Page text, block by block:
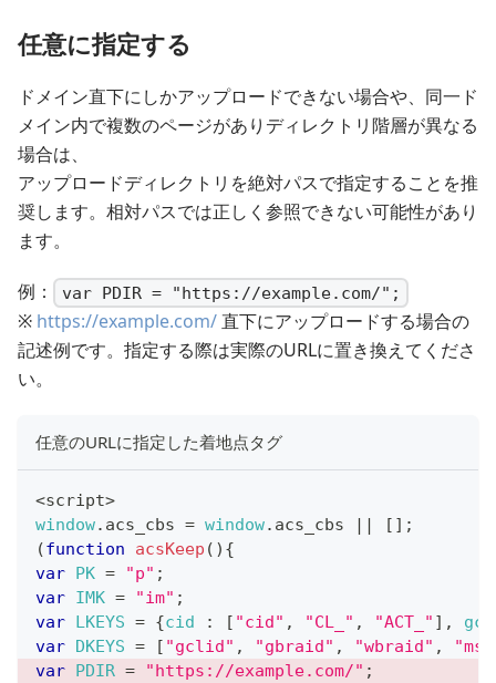
任意に指定する
ドメイン直下にしかアップロードできない場合や、同一ド
メイン内で複数のページがありディレクトリ階層が異なる
場合は、
アップロードディレクトリを絶対パスで指定することを推
奨します。相対パスでは正しく参照できない可能性があり
ます。
例： var PDIR = "https://example.com/";
※ https://example.com/直下にアップロードする場合の
記述例です。指定する際は実際のURLに置き換えてくださ
い。
任意のURLに指定した着地点タグ
<script>
window. acs_cbs = window. acs_cbs || [ ] ;
(function acsKeep ( ) {
var PK = "p" ;
var IMK = "im" ;
var LKEYS = {cid : [ "cid" , "CL_" , "ACT_" ] ,
var DKEYS = [ "gclid" , "gbraid" , "wbraid" ,
var PDIR = "https://example.com/" ;